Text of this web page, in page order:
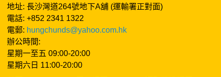
地址: 長沙灣道264號地下A舖 (運輸署正對面)
電話: +852 2341 1322
電郵: hungchunds@yahoo.com.hk
辦公時間:
星期一至五 09:00-20:00
星期六日 11:00-20:00